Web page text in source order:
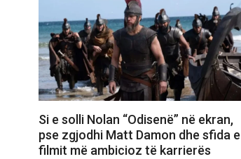
Si e solli Nolan “Odisenë” në ekran,
pse zgjodhi Matt Damon dhe sfida e
filmit më ambicioz të karrierës